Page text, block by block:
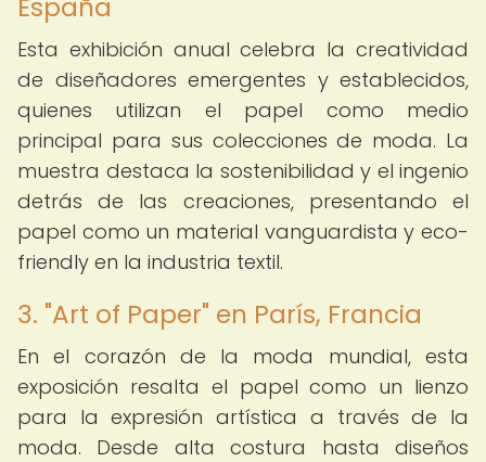
España
Esta exhibición anual celebra la creatividad
de diseñadores emergentes y establecidos,
quienes utilizan el papel como medio
principal para sus colecciones de moda. La
muestra destaca la sostenibilidad y el ingenio
detrás de las creaciones, presentando el
papel como un material vanguardista y eco-
friendly en la industria textil.
3. "Art of Paper" en París, Francia
En el corazón de la moda mundial, esta
exposición resalta el papel como un lienzo
para la expresión artística a través de la
moda. Desde alta costura hasta diseños